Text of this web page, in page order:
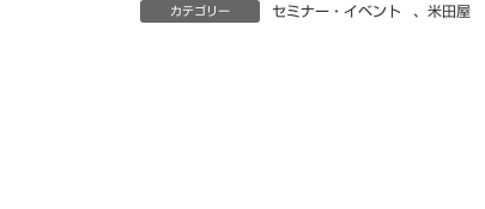
カテゴリー セミナー・イベント 、 米田屋